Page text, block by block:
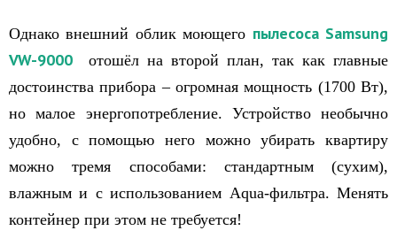
Однако внешний облик моющего пылесоса Samsung
VW-9000 отошёл на второй план, так как главные
достоинства прибора – огромная мощность (1700 Вт),
но малое энергопотребление. Устройство необычно
удобно, с помощью него можно убирать квартиру
можно тремя способами: стандартным (сухим),
влажным и с использованием Aqua-фильтра. Менять
контейнер при этом не требуется!